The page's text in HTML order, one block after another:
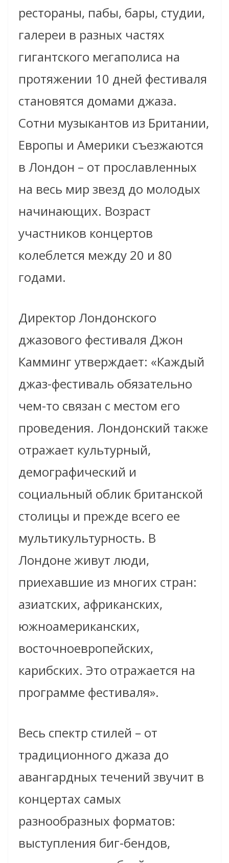
рестораны, пабы, бары, студии,
галереи в разных частях
гигантского мегаполиса на
протяжении 10 дней фестиваля
становятся домами джаза.
Сотни музыкантов из Британии,
Европы и Америки съезжаются
в Лондон – от прославленных
на весь мир звезд до молодых
начинающих. Возраст
участников концертов
колеблется между 20 и 80
годами.
Директор Лондонского
джазового фестиваля Джон
Камминг утверждает: «Каждый
джаз-фестиваль обязательно
чем-то связан с местом его
проведения. Лондонский также
отражает культурный,
демографический и
социальный облик британской
столицы и прежде всего ее
мультикультурность. В
Лондоне живут люди,
приехавшие из многих стран:
азиатских, африканских,
южноамериканских,
восточноевропейских,
карибских. Это отражается на
программе фестиваля».
Весь спектр стилей – от
традиционного джаза до
авангардных течений звучит в
концертах самых
разнообразных форматов:
выступления биг-бендов,